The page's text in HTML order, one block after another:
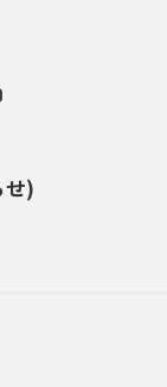
ンドのフレア（閃
せ)